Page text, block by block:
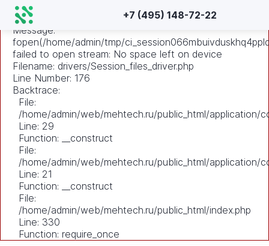
A PHP Error was encountered
Severity: Warning
Message:
fopen(/home/admin/tmp/
failed to open stream: No space left on device
Filename: drivers/Session_files_driver.php
Line Number: 176
Backtrace:
File:
/home/admin/web/mehtech.ru/public_html/application/
Line: 29
Function: __construct
File:
/home/admin/web/mehtech.ru/public_html/application/
Line: 21
Function: __construct
File:
/home/admin/web/mehtech.ru/public_html/index.php
Line: 330
Function: require_once
+7 (495) 148-72-22